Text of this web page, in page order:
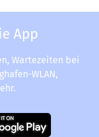
App
Wartezeiten bei
WLAN,